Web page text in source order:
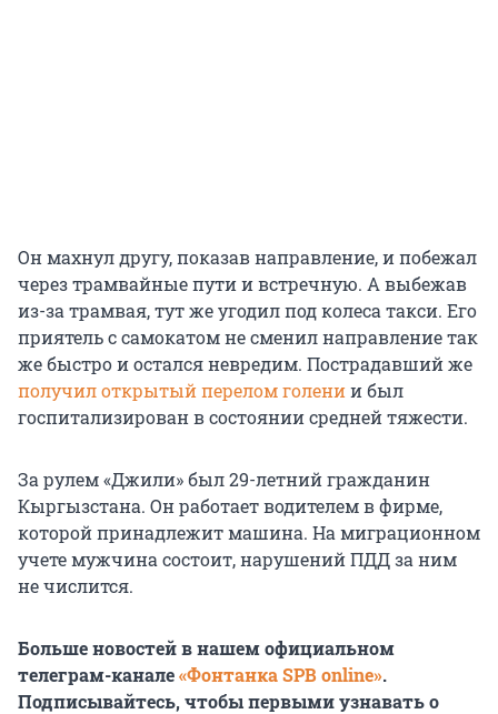
Он махнул другу, показав направление, и побежал
через трамвайные пути и встречную. А выбежав
из-за трамвая, тут же угодил под колеса такси. Его
приятель с самокатом не сменил направление так
же быстро и остался невредим. Пострадавший же
получил открытый перелом голении был
госпитализирован в состоянии средней тяжести.
За рулем «Джили» был 29-летний гражданин
Кыргызстана. Он работает водителем в фирме,
которой принадлежит машина. На миграционном
учете мужчина состоит, нарушений ПДД за ним
не числится.
Больше новостей в нашем официальном
телеграм-канале«Фонтанка SPB online».
Подписывайтесь, чтобы первыми узнавать о